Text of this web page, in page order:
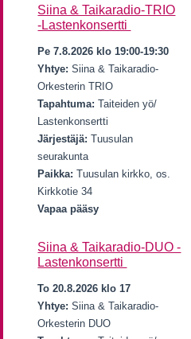
Siina & Taikaradio-TRIO
-Lastenkonsertti
Pe 7.8.2026 klo 19:00-19:30
Yhtye: Siina & Taikaradio-
Orkesterin TRIO
Tapahtuma: Taiteiden yö/
Lastenkonsertti
Järjestäjä: Tuusulan
seurakunta
Paikka: Tuusulan kirkko, os.
Kirkkotie 34
Vapaa pääsy
Siina & Taikaradio-DUO -
Lastenkonsertti
To 20.8.2026 klo 17
Yhtye: Siina & Taikaradio-
Orkesterin DUO